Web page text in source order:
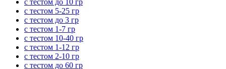
с тестом 5-25 гр
с тестом до 3 гр
с тестом 1-7 гр
с тестом 10-40 гр
с тестом 1-12 гр
с тестом 2-10 гр
с тестом до 60 гр